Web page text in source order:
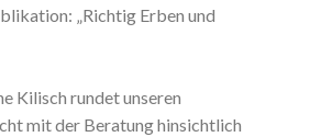
„Richtig Erben und
Kilisch rundet unseren
mit der Beratung hinsichtlich